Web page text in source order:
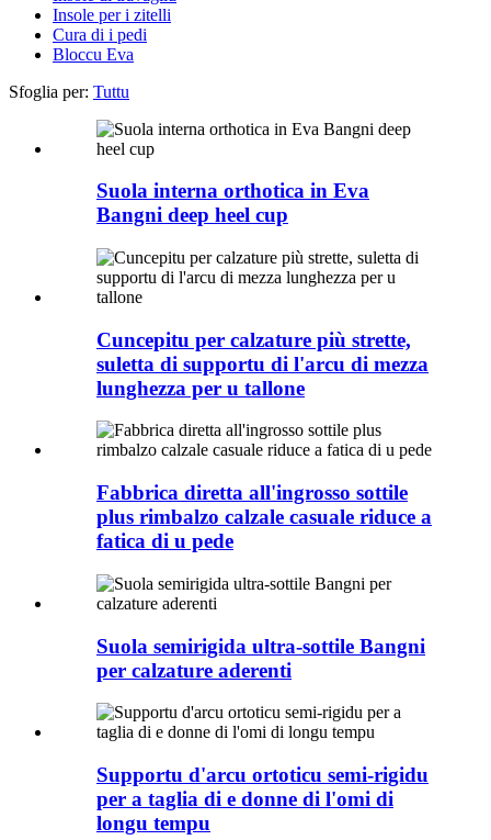
Insole per i zitelli
Cura di i pedi
Bloccu Eva
Sfoglia per: Tuttu
Suola interna orthotica in Eva
Bangni deep heel cup
Cuncepitu per calzature più strette,
suletta di supportu di l'arcu di mezza
lunghezza per u tallone
Fabbrica diretta all'ingrosso sottile
plus rimbalzo calzale casuale riduce a
fatica di u pede
Suola semirigida ultra-sottile Bangni
per calzature aderenti
Supportu d'arcu ortoticu semi-rigidu
per a taglia di e donne di l'omi di
longu tempu